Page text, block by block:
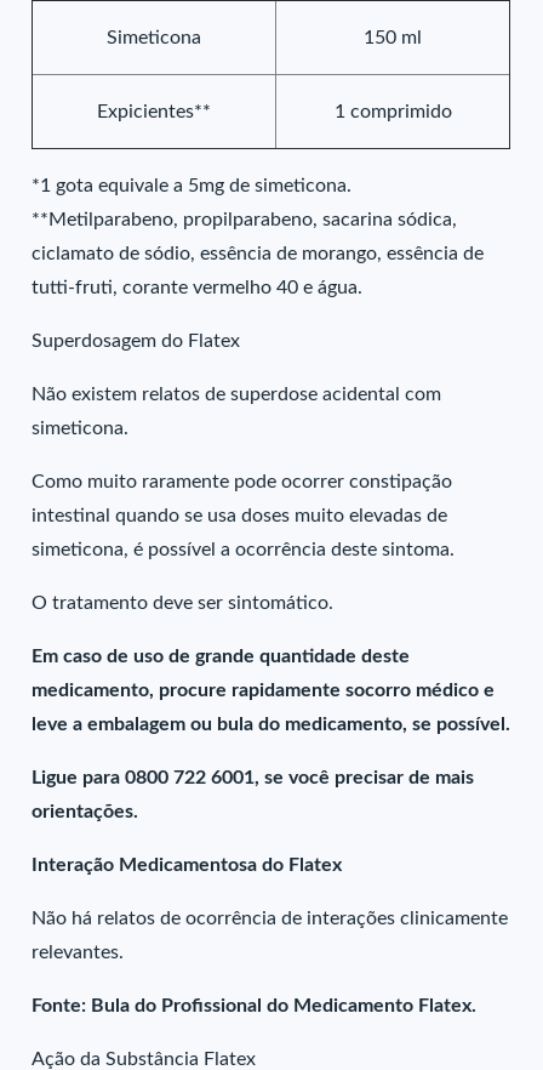
Simeticona 150 ml
Expicientes** 1 comprimido
*1 gota equivale a 5mg de simeticona.
**Metilparabeno, propilparabeno, sacarina sódica,
ciclamato de sódio, essência de morango, essência de
tutti-fruti, corante vermelho 40 e água.
Superdosagem do Flatex
Não existem relatos de superdose acidental com
simeticona.
Como muito raramente pode ocorrer constipação
intestinal quando se usa doses muito elevadas de
simeticona, é possível a ocorrência deste sintoma.
O tratamento deve ser sintomático.
Em caso de uso de grande quantidade deste
medicamento, procure rapidamente socorro médico e
leve a embalagem ou bula do medicamento, se possível.
Ligue para 0800 722 6001, se você precisar de mais
orientações.
Interação Medicamentosa do Flatex
Não há relatos de ocorrência de interações clinicamente
relevantes.
Fonte: Bula do Profissional do Medicamento Flatex.
Ação da Substância Flatex